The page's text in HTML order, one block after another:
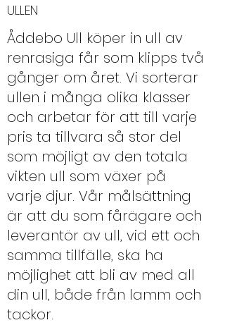
ULLEN
Åddebo Ull köper in ull av
renrasiga får som klipps två
gånger om året. Vi sorterar
ullen i många olika klasser
och arbetar för att till varje
pris ta tillvara så stor del
som möjligt av den totala
vikten ull som växer på
varje djur. Vår målsättning
är att du som fårägare och
leverantör av ull, vid ett och
samma tillfälle, ska ha
möjlighet att bli av med all
din ull, både från lamm och
tackor.